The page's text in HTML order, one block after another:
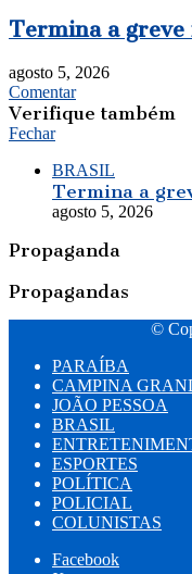
Termina a greve
agosto 5, 2026
Comentar
Verifique também
Fechar
BRASIL
Termina a
agosto 5, 2026
Propaganda
Propagandas
©
PARAÍBA
CAMPINA
JOÃO PESSOA
BRASIL
ESPORTES
POLÍTICA
POLICIAL
COLUNISTAS
Facebook